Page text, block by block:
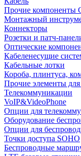
Прочие компоненты
Монтажный
Коннекторы
Розетки и патч-
Оптические
Кабеленесущие
Кабельные лотки
Короба, плинтуса,
Прочие элементы
Телекоммуникации
VoIP&VideoPhone
Опции для
Оборудование
Опции для
Точки доступа SOHO
Беспроводные